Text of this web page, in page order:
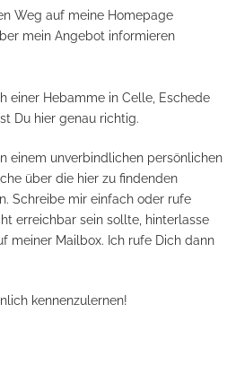
Weg auf meine Homepage
mein Angebot informieren
einer Hebamme in Celle, Eschede
Du hier genau richtig.
einem unverbindlichen persönlichen
über die hier zu findenden
Schreibe mir einfach oder rufe
erreichbar sein sollte, hinterlasse
meiner Mailbox. Ich rufe Dich dann
kennenzulernen!